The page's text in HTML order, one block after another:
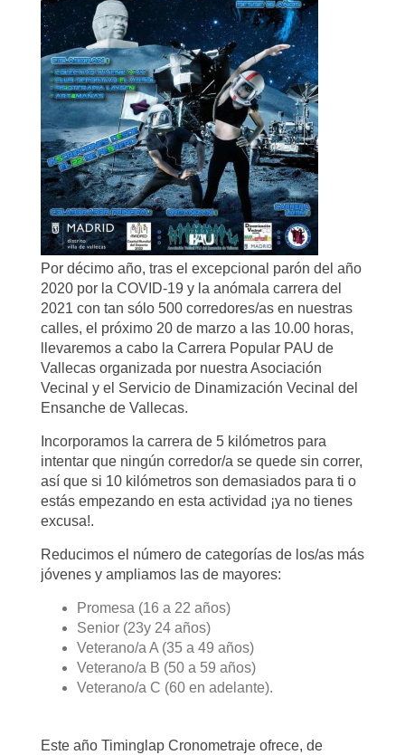
Por décimo año, tras el excepcional parón del año
2020 por la COVID-19 y la anómala carrera del
2021 con tan sólo 500 corredores/as en nuestras
calles, el próximo 20 de marzo a las 10.00 horas,
llevaremos a cabo la Carrera Popular PAU de
Vallecas organizada por nuestra Asociación
Vecinal y el Servicio de Dinamización Vecinal del
Ensanche de Vallecas.
Incorporamos la carrera de 5 kilómetros para
intentar que ningún corredor/a se quede sin correr,
así que si 10 kilómetros son demasiados para ti o
estás empezando en esta actividad ¡ya no tienes
excusa!.
Reducimos el número de categorías de los/as más
jóvenes y ampliamos las de mayores:
Promesa (16 a 22 años)
Senior (23y 24 años)
Veterano/a A (35 a 49 años)
Veterano/a B (50 a 59 años)
Veterano/a C (60 en adelante).
Este año Timinglap Cronometraje ofrece, de